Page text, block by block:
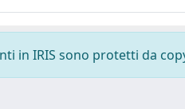
in IRIS sono protetti da